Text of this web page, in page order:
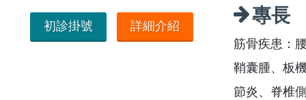
初診掛號 詳細介紹 專長
筋骨疾患：
鞘囊腫、板
節炎、脊椎